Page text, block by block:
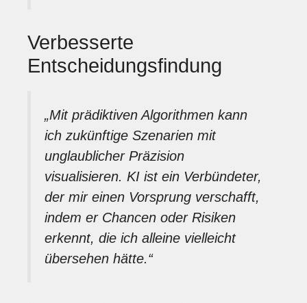
Verbesserte
Entscheidungsfindung
„Mit prädiktiven Algorithmen kann
ich zukünftige Szenarien mit
unglaublicher Präzision
visualisieren. KI ist ein Verbündeter,
der mir einen Vorsprung verschafft,
indem er Chancen oder Risiken
erkennt, die ich alleine vielleicht
übersehen hätte.“